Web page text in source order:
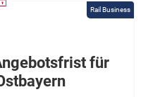
Rail Business
für